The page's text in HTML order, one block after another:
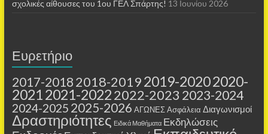
σχολικές αίθουσες τoυ 1ου ΓΕΛ Σπάρτης! 13 Ιουνίου 2026
Ευρετήριο
2017-2018 2018-20192019-20202020-
20212021-20222022-2023 2023-2024
2024-2025 2025-2026 ΑΓΩΝΕΣ Ασφάλεια Διαγωνισμοί
Δραστηριότητες Ειδικά Μαθήματα Εκδηλώσεις